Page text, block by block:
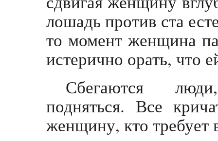
лошадь против ста
то момент женщина
истерично орать, что
Сбегаются
подняться. Все
женщину, кто требует